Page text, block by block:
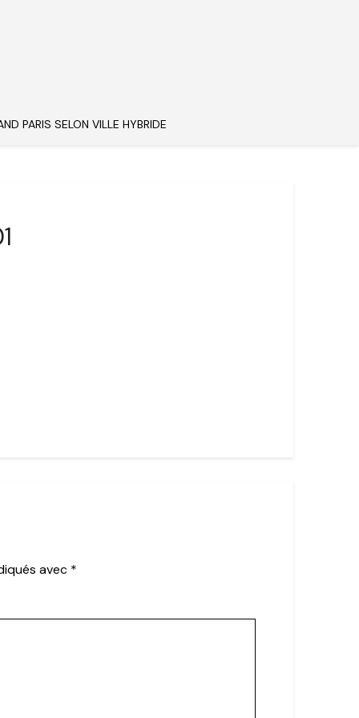
PARIS SELON VILLE HYBRIDE
avec *